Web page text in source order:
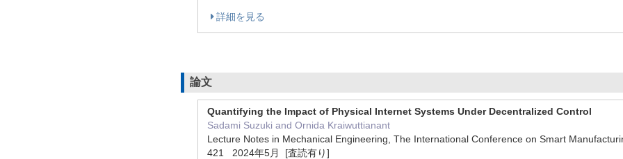
詳細を見る
論文
Quantifying the Impact of Physical Internet Systems Under Decentralized Control
Sadami Suzuki and Ornida Kraiwuttianant
Lecture Notes in Mechanical Engineering, The International Conference on Smart
421 2024年5月 [査読有り]